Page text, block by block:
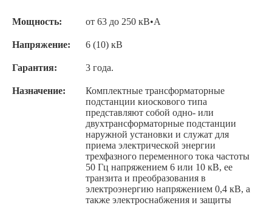
Мощность: от 63 до 250 кВ•А
Напряжение: 6 (10) кВ
Гарантия: 3 года.
Назначение:
Комплектные трансформаторные
подстанции киоскового типа
представляют собой одно- или
двухтрансформаторные подстанции
наружной установки и служат для
приема электрической энергии
трехфазного переменного тока частоты
50 Гц напряжением 6 или 10 кВ, ее
транзита и преобразования в
электроэнергию напряжением 0,4 кВ, а
также электроснабжения и защиты